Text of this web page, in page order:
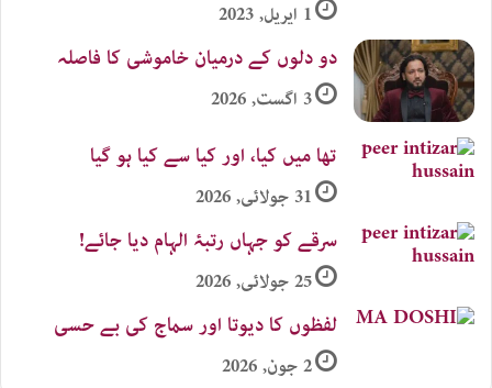
1 اپریل, 2023
دو دلوں کے درمیان خاموشی کا فاصلہ
3 اگست, 2026
تھا میں کیا، اور کیا سے کیا ہو گیا
31 جولائی, 2026
سرقے کو جہاں رتبۂ الہام دیا جائے!
25 جولائی, 2026
لفظوں کا دیوتا اور سماج کی بے حسی
2 جون, 2026